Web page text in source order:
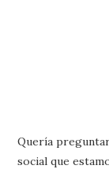
Quería
social que